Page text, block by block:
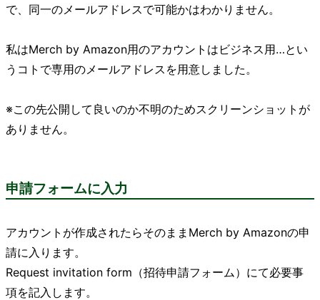
で、同一のメールアドレスで可能かはわかりません。
私はMerch by Amazon用のアカウントはビジネス用…とい
うコトで専用のメールアドレスを用意しました。
※この先公開して良いのか不明のためスクリーンショットが
ありません。
申請フォームに入力
アカウントが作成されたらそのままMerch by Amazonの申
請に入ります。
Request invitation form（招待申請フォーム）にて必要事
項を記入します。